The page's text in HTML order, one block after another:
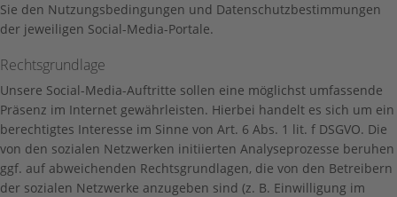
Sie den Nutzungsbedingungen und Datenschutzbestimmungen
der jeweiligen Social-Media-Portale.
Rechtsgrundlage
Unsere Social-Media-Auftritte sollen eine möglichst umfassende
Präsenz im Internet gewährleisten. Hierbei handelt es sich um ein
berechtigtes Interesse im Sinne von Art. 6 Abs. 1 lit. f DSGVO. Die
von den sozialen Netzwerken initiierten Analyseprozesse beruhen
ggf. auf abweichenden Rechtsgrundlagen, die von den Betreibern
der sozialen Netzwerke anzugeben sind (z. B. Einwilligung im